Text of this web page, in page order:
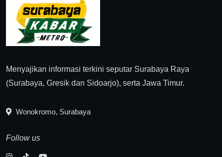
Menyajikan informasi terkini seputar Surabaya Raya
(Surabaya, Gresik dan Sidoarjo), serta Jawa Timur.
Wonokromo, Surabaya
Follow us